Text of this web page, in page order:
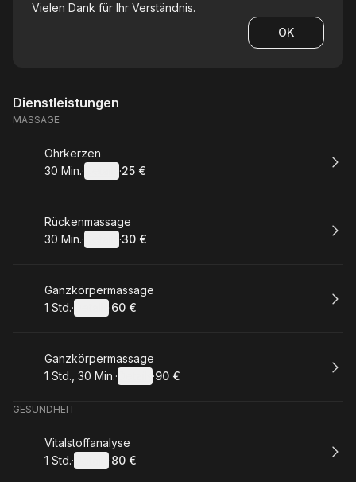
Vielen Dank für Ihr Verständnis.
OK
Dienstleistungen
MASSAGE
Buchen
Ohrkerzen
.Dauer:
30 Min.· ·
.Preis
25 €
Buchen
Rückenmassage
.Dauer:
30 Min.· ·
.Preis
30 €
Buchen
Ganzkörpermassage
. Dauer:
1 Std.· ·
.Preis
60 €
Buchen
Ganzkörpermassage
. Dauer:
1 Std., 30 Min.· ·
.Preis
90 €
GESUNDHEIT
Buchen
Vitalstoffanalyse
. Dauer:
1 Std.· ·
.Preis
80 €